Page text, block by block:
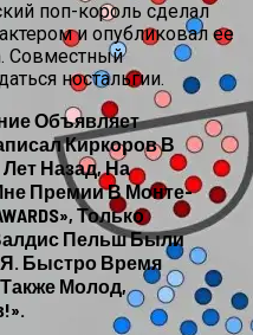
Сына Михаила
Выпал Из Окна
поп-король сделал
и опубликовал ее
Совместный
ностальгии.
Объявляет
Киркоров В
Назад, На
Премии В Монте-
Только
Пельш Были
Быстро Время
Молод,